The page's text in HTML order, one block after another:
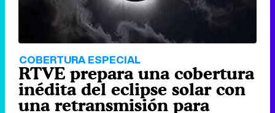
COBERTURA ESPECIAL
RTVE prepara una cobertura
inédita del eclipse solar con
una retransmisión para